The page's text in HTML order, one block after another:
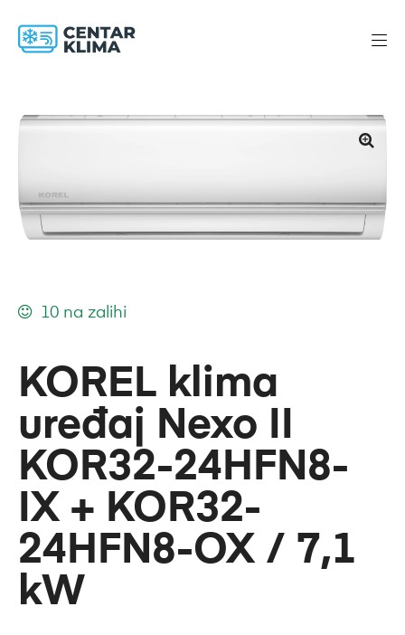
KOREL klima
uređaj Nexo II
KOR32-24HFN8-
IX + KOR32-
24HFN8-OX / 7,1
kW
10 na zalihi